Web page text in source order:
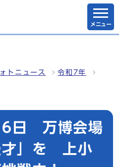
メニュー
トニュース 令和7年
日 万博会場
才」を 上小